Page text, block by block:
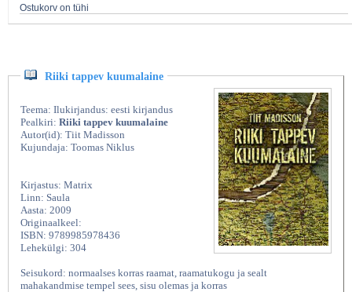
Ostukorv on tühi
Riiki tappev kuumalaine
Teema: Ilukirjandus: eesti kirjandus
Pealkiri: Riiki tappev kuumalaine
Autor(id): Tiit Madisson
Kujundaja: Toomas Niklus
Kirjastus: Matrix
Linn: Saula
Aasta: 2009
Originaalkeel:
ISBN: 9789985978436
Lehekülgi: 304
Seisukord: normaalses korras raamat, raamatukogu ja sealt
mahakandmise tempel sees, sisu olemas ja korras